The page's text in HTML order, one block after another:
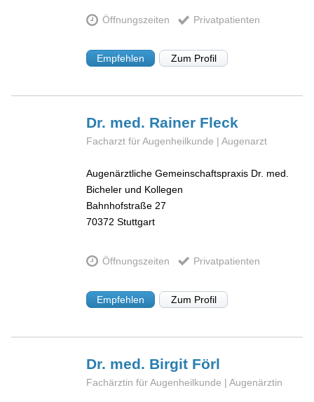
Öffnungszeiten Privatpatienten
Empfehlen Zum Profil
Dr. med. Rainer Fleck
Facharzt für Augenheilkunde | Augenarzt
Augenärztliche Gemeinschaftspraxis Dr. med.
Bicheler und Kollegen
Bahnhofstraße 27
70372 Stuttgart
Öffnungszeiten Privatpatienten
Empfehlen Zum Profil
Dr. med. Birgit Förl
Fachärztin für Augenheilkunde | Augenärztin